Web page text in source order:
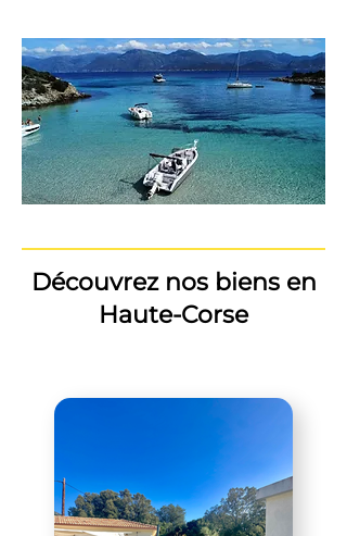
Découvrez nos biens en
Haute-Corse